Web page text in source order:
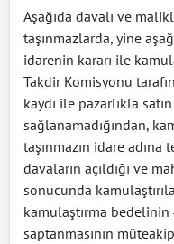
Aşağıda davalı ve
taşınmazlarda, yine
idarenin kararı ile
Takdir Komisyonu
kaydı ile pazarlıkla
sağlanamadığından,
taşınmazın idare
davaların açıldığı ve
sonucunda
kamulaştırma
saptanmasının